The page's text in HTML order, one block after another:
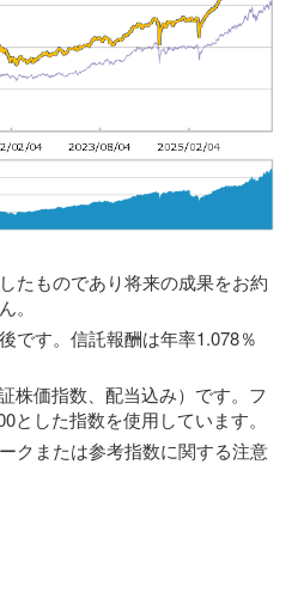
たものであり将来の成果をお約
。
です。信託報酬は年率1.078％
株価指数、配当込み）です。フ
とした指数を使用しています。
クまたは参考指数に関する注意